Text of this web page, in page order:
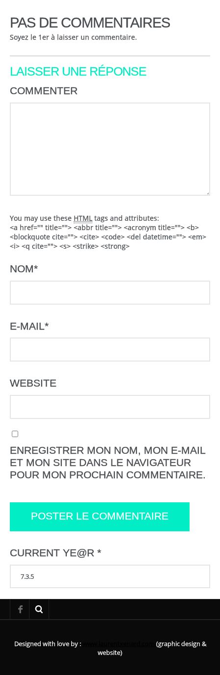
PAS DE COMMENTAIRES
Soyez le 1er à laisser un commentaire.
LAISSER UNE RÉPONSE
COMMENTER
You may use these HTML tags and attributes:
<a href="" title=""> <abbr title=""> <acronym title=""> <b>
<blockquote cite=""> <cite> <code> <del datetime=""> <em>
<i> <q cite=""> <s> <strike> <strong>
NOM*
E-MAIL*
WEBSITE
ENREGISTRER MON NOM, MON E-MAIL
ET MON SITE DANS LE NAVIGATEUR
POUR MON PROCHAIN COMMENTAIRE.
CURRENT YE@R *
Designed with love by :
(graphic design &
website)